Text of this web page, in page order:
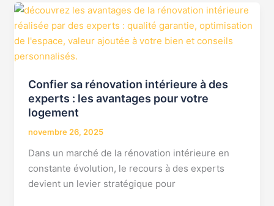
Confier sa rénovation intérieure à des
experts : les avantages pour votre
logement
novembre 26, 2025
Dans un marché de la rénovation intérieure en
constante évolution, le recours à des experts
devient un levier stratégique pour
Confier
sa
rénovation
intérieure
des
experts
:
les
avantages
votre